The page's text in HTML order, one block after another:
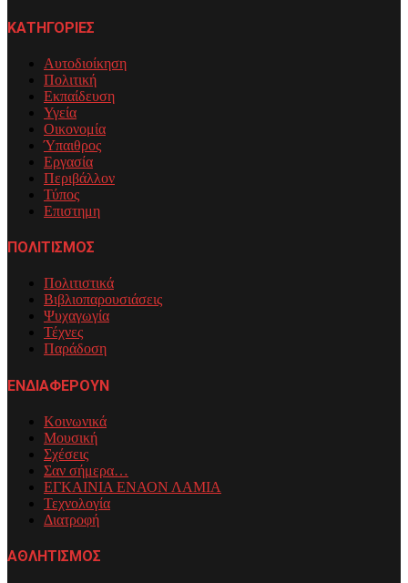
ΚΑΤΗΓΟΡΙΕΣ
Αυτοδιοίκηση
Πολιτική
Εκπαίδευση
Υγεία
Οικονομία
Ύπαιθρος
Εργασία
Περιβάλλον
Τύπος
Επιστημη
ΠΟΛΙΤΙΣΜΟΣ
Πολιτιστικά
Βιβλιοπαρουσιάσεις
Ψυχαγωγία
Τέχνες
Παράδοση
ΕΝΔΙΑΦΕΡΟΥΝ
Κοινωνικά
Μουσική
Σχέσεις
Σαν σήμερα…
ΕΓΚΑΙΝΙΑ ΕΝΑΟΝ ΛΑΜΙΑ
Τεχνολογία
Διατροφή
ΑΘΛΗΤΙΣΜΟΣ